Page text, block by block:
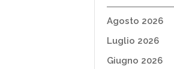
Agosto 2026
Luglio 2026
Giugno 2026